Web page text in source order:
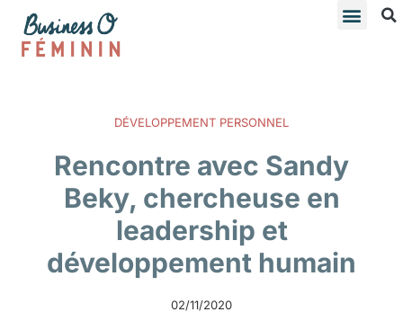
DÉVELOPPEMENT PERSONNEL
Rencontre avec Sandy
Beky, chercheuse en
leadership et
développement humain
02/11/2020